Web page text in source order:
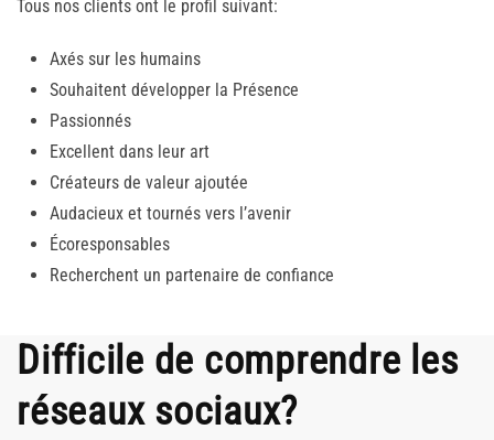
Tous nos clients ont le profil suivant:
Axés sur les humains
Souhaitent développer la Présence
Passionnés
Excellent dans leur art
Créateurs de valeur ajoutée
Audacieux et tournés vers l’avenir
Écoresponsables
Recherchent un partenaire de confiance
Difficile de comprendre les
réseaux sociaux?